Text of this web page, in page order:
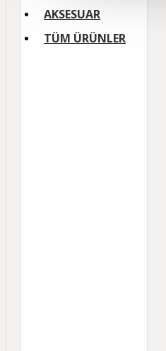
AKSESUAR
TÜM ÜRÜNLER